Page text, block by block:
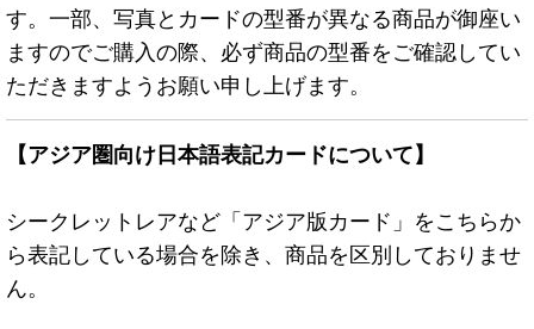
す。一部、写真とカードの型番が異なる商品が御座い
ますのでご購入の際、必ず商品の型番をご確認してい
ただきますようお願い申し上げます。
【アジア圏向け日本語表記カードについて】
シークレットレアなど「アジア版カード」をこちらか
ら表記している場合を除き、商品を区別しておりませ
ん。